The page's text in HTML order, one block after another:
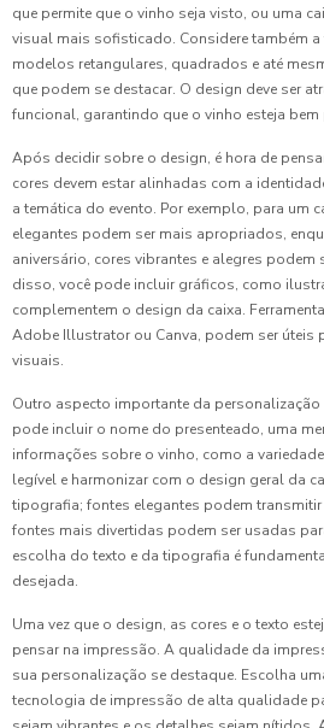
que permite que o vinho seja visto, ou uma
visual mais sofisticado. Considere também a
modelos retangulares, quadrados e até
que podem se destacar. O design deve ser
funcional, garantindo que o vinho esteja
Após decidir sobre o design, é hora de
cores devem estar alinhadas com a
a temática do evento. Por exemplo, para um
elegantes podem ser mais apropriados,
aniversário, cores vibrantes e alegres
disso, você pode incluir gráficos, como
complementem o design da caixa.
Adobe Illustrator ou Canva, podem ser úteis
visuais.
Outro aspecto importante da
pode incluir o nome do presenteado, uma
informações sobre o vinho, como a
legível e harmonizar com o design geral da
tipografia; fontes elegantes podem
fontes mais divertidas podem ser usadas
escolha do texto e da tipografia é
desejada.
Uma vez que o design, as cores e o texto
pensar na impressão. A qualidade da
sua personalização se destaque. Escolha
tecnologia de impressão de alta qualidade